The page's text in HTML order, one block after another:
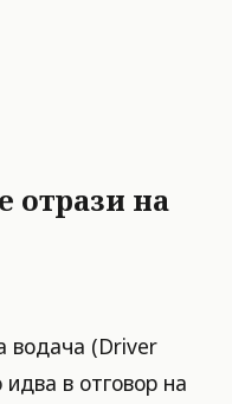
отрази на
водача (Driver
в отговор на